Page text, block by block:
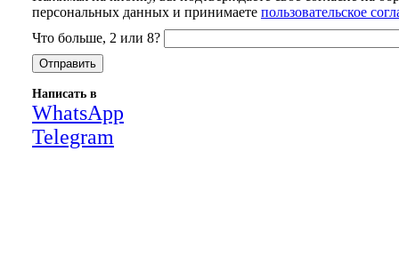
персональных данных и принимаете пользовательское
Что больше, 2 или 8?
Написать в
WhatsApp
Telegram